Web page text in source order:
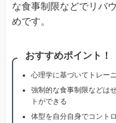
な食事制限などでリバ
めです。
おすすめポイント！
心理学に基づいてトレー
強制的な食事制限などは
トができる
体型を自分自身でコント